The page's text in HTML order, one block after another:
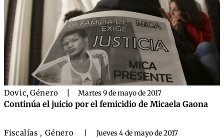
Dovic,Género Martes 9 de mayo de 2017
Continúa el juicio por el femicidio de Micaela Gaona
Fiscalías , Género Jueves 4 de mayo de 2017